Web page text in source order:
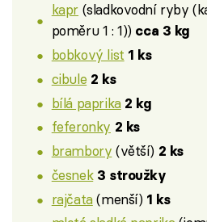
kapr (sladkovodní ryby
poměru 1 : 1)) cca 3 kg
bobkový list 1 ks
cibule 2 ks
bílá paprika 2 kg
feferonky 2 ks
brambory (větší) 2 ks
česnek 3 stroužky
rajčata(menší) 1 ks